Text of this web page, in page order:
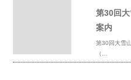
第30回
案内
第30回大雪
（…